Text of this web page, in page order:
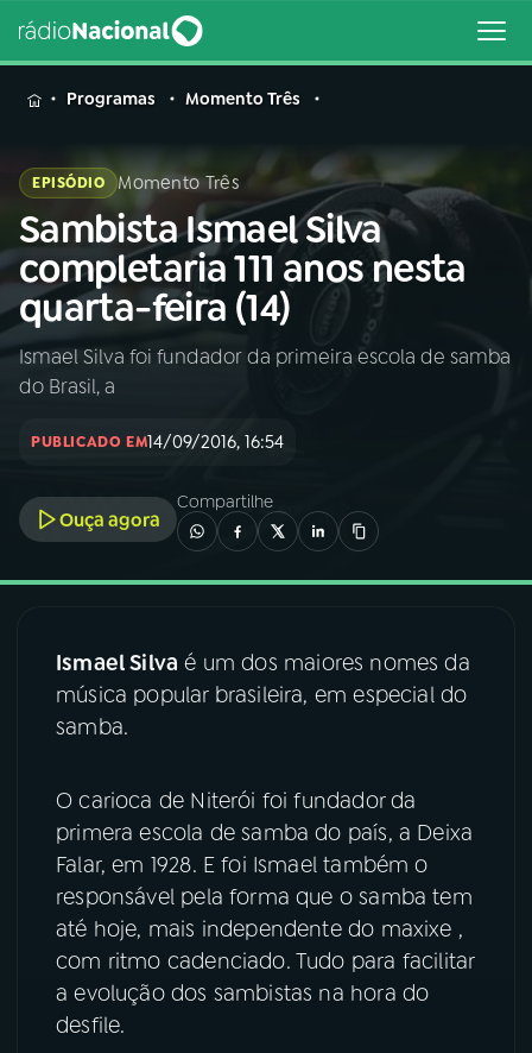
MENU
Buscar
na
Rádio
Nacional
Buscar
AO VIVO
INÍCIO
A RÁDIO
03PROGRAMAÇÃO
04PROGRAMAS
06 VIDEOCASTS
07ÚLTIMAS
FESTIVAL DE MÚSICA
Programas Momento Três
EPISÓDIO Momento Três
Sambista Ismael Silva
completaria 111 anos nesta
quarta-feira (14)
Ismael Silva foi fundador da primeira escola de samba
do Brasil, a
PUBLICADO EM14/09/2016, 16:54
Ouça agora
Compartilhe
Ismael Silva é um dos maiores nomes da
música popular brasileira, em especial do
samba.
O carioca de Niterói foi fundador da
primera escola de samba do país, a Deixa
Falar, em 1928. E foi Ismael também o
responsável pela forma que o samba tem
até hoje, mais independente do maxixe ,
com ritmo cadenciado. Tudo para facilitar
a evolução dos sambistas na hora do
desfile.